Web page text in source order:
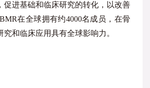
促进基础和临床研究的转化，以改善
在全球拥有约4000名成员，在骨
究和临床应用具有全球影响力。